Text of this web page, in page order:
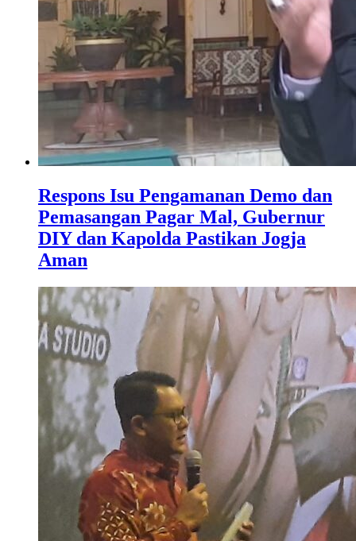
Respons Isu Pengamanan Demo dan
Pemasangan Pagar Mal, Gubernur
DIY dan Kapolda Pastikan Jogja
Aman